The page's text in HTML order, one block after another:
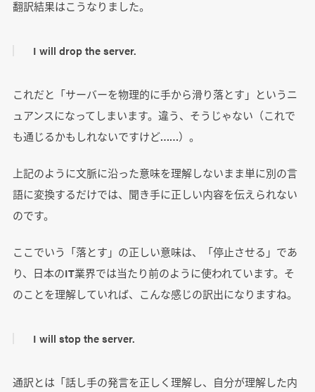
翻訳結果はこうなりました。
I will drop the server.
これだと「サーバーを物理的に手から滑り落とす」というニ
ュアンスになってしまいます。違う、そうじゃない（これで
も通じるかもしれないですけど……）。
上記のように文脈に沿った意味を理解しないまま単に別の言
語に変換するだけでは、聞き手に正しい内容を伝えられない
のです。
ここでいう「落とす」の正しい意味は、「停止させる」であ
り、日本のIT業界では当たり前のように使われています。そ
のことを理解していれば、こんな感じの訳出になりますね。
I will stop the server.
通訳とは「話し手の発言を正しく理解し、自分が理解した内